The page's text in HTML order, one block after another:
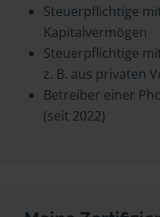
Steuerpflichtige
Kapitalvermögen
Steuerpflichtige
z. B. aus privaten
Betreiber einer
(seit 2022)